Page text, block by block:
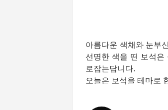
아름다운 색채와 눈부
선명한 색을 띤 보석
로잡는답니다.
오늘은 보석을 테마로